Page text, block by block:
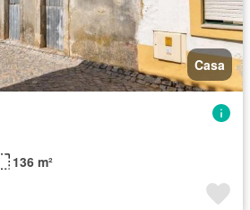
Casa
136 m²